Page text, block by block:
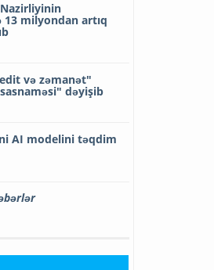
milyondan artıq
və zəmanət"
dəyişib
AI modelini təqdim